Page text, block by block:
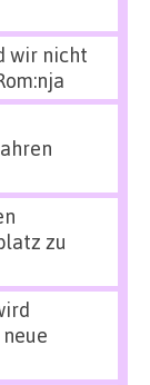
wir nicht
zu